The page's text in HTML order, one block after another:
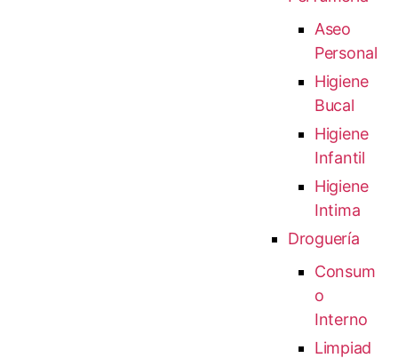
Aseo
Personal
Higiene
Bucal
Higiene
Infantil
Higiene
Intima
Droguería
Consum
o
Interno
Limpiad